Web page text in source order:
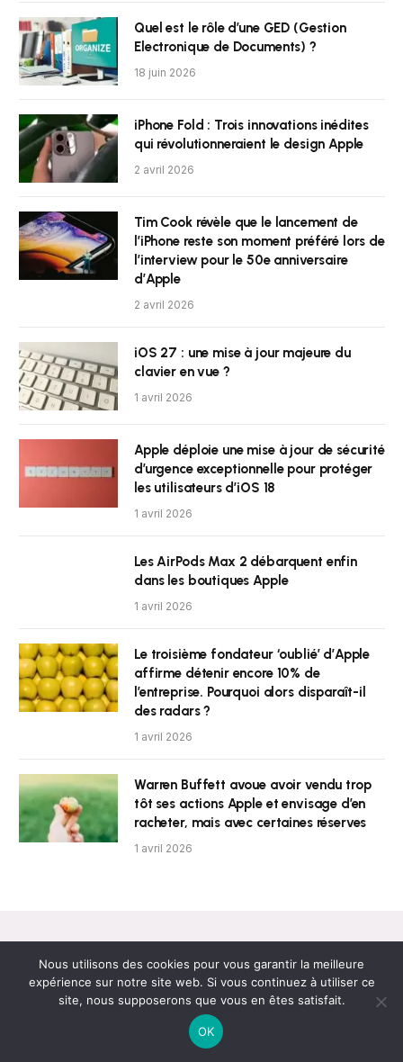
Quel est le rôle d’une GED (Gestion
Electronique de Documents) ?
18 juin 2026
iPhone Fold : Trois innovations inédites
qui révolutionneraient le design Apple
2 avril 2026
Tim Cook révèle que le lancement de
l’iPhone reste son moment préféré lors de
l’interview pour le 50e anniversaire
d’Apple
2 avril 2026
iOS 27 : une mise à jour majeure du
clavier en vue ?
1 avril 2026
Apple déploie une mise à jour de sécurité
d’urgence exceptionnelle pour protéger
les utilisateurs d’iOS 18
1 avril 2026
Les AirPods Max 2 débarquent enfin
dans les boutiques Apple
1 avril 2026
Le troisième fondateur ‘oublié’ d’Apple
affirme détenir encore 10% de
l’entreprise. Pourquoi alors disparaît-il
des radars ?
1 avril 2026
Warren Buffett avoue avoir vendu trop
tôt ses actions Apple et envisage d’en
racheter, mais avec certaines réserves
1 avril 2026
Newsletter
Nous utilisons des cookies pour vous garantir la meilleure
expérience sur notre site web. Si vous continuez à utiliser ce
site, nous supposerons que vous en êtes satisfait.
OK